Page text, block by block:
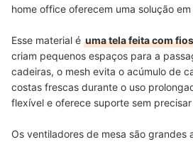
home office oferecem uma solução em
Esse material é uma tela feita com
criam pequenos espaços para a
cadeiras, o mesh evita o acúmulo de
costas frescas durante o uso
flexível e oferece suporte sem
Os ventiladores de mesa são grandes